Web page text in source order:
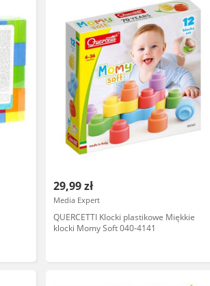
29,99 zł
Media Expert
QUERCETTI Klocki plastikowe Miękkie
klocki Momy Soft 040-4141